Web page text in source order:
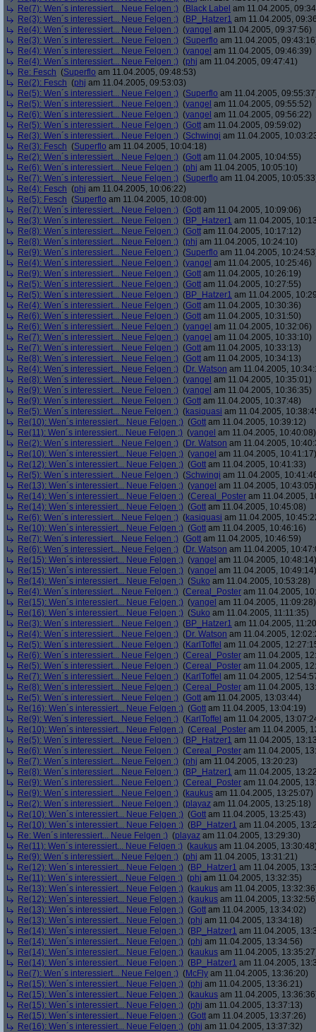
Re(7): Wen´s interessiert... Neue Felgen ;) (Black Label am 11.04.2005,
Re(3): Wen´s interessiert... Neue Felgen ;) (BP_Hatzer1 am 11.04.2005,
Re(4): Wen´s interessiert... Neue Felgen ;) (yangel am 11.04.2005, 09:37:56)
Re(3): Wen´s interessiert... Neue Felgen ;) (Superflo am 11.04.2005,
Re(4): Wen´s interessiert... Neue Felgen ;) (yangel am 11.04.2005, 09:46:39)
Re(4): Wen´s interessiert... Neue Felgen ;) (phj am 11.04.2005, 09:47:41)
Re: Fesch (Superflo am 11.04.2005, 09:48:53)
Re(2): Fesch (phj am 11.04.2005, 09:53:03)
Re(5): Wen´s interessiert... Neue Felgen ;) (Superflo am 11.04.2005,
Re(5): Wen´s interessiert... Neue Felgen ;) (yangel am 11.04.2005, 09:55:52)
Re(6): Wen´s interessiert... Neue Felgen ;) (yangel am 11.04.2005, 09:56:22)
Re(5): Wen´s interessiert... Neue Felgen ;) (Gott am 11.04.2005, 09:59:02)
Re(3): Wen´s interessiert... Neue Felgen ;) (Schwingi am 11.04.2005,
Re(3): Fesch (Superflo am 11.04.2005, 10:04:18)
Re(2): Wen´s interessiert... Neue Felgen ;) (Gott am 11.04.2005, 10:04:55)
Re(6): Wen´s interessiert... Neue Felgen ;) (phj am 11.04.2005, 10:05:10)
Re(7): Wen´s interessiert... Neue Felgen ;) (Superflo am 11.04.2005,
Re(4): Fesch (phj am 11.04.2005, 10:06:22)
Re(5): Fesch (Superflo am 11.04.2005, 10:08:00)
Re(7): Wen´s interessiert... Neue Felgen ;) (Gott am 11.04.2005, 10:09:06)
Re(3): Wen´s interessiert... Neue Felgen ;) (BP_Hatzer1 am 11.04.2005,
Re(8): Wen´s interessiert... Neue Felgen ;) (Gott am 11.04.2005, 10:17:12)
Re(8): Wen´s interessiert... Neue Felgen ;) (phj am 11.04.2005, 10:24:10)
Re(9): Wen´s interessiert... Neue Felgen ;) (Superflo am 11.04.2005,
Re(4): Wen´s interessiert... Neue Felgen ;) (yangel am 11.04.2005, 10:25:46)
Re(9): Wen´s interessiert... Neue Felgen ;) (Gott am 11.04.2005, 10:26:19)
Re(5): Wen´s interessiert... Neue Felgen ;) (Gott am 11.04.2005, 10:27:55)
Re(5): Wen´s interessiert... Neue Felgen ;) (BP_Hatzer1 am 11.04.2005,
Re(4): Wen´s interessiert... Neue Felgen ;) (Gott am 11.04.2005, 10:30:36)
Re(6): Wen´s interessiert... Neue Felgen ;) (Gott am 11.04.2005, 10:31:50)
Re(6): Wen´s interessiert... Neue Felgen ;) (yangel am 11.04.2005, 10:32:06)
Re(7): Wen´s interessiert... Neue Felgen ;) (yangel am 11.04.2005, 10:33:10)
Re(7): Wen´s interessiert... Neue Felgen ;) (Gott am 11.04.2005, 10:33:13)
Re(8): Wen´s interessiert... Neue Felgen ;) (Gott am 11.04.2005, 10:34:13)
Re(4): Wen´s interessiert... Neue Felgen ;) (Dr. Watson am 11.04.2005,
Re(8): Wen´s interessiert... Neue Felgen ;) (yangel am 11.04.2005, 10:35:01)
Re(9): Wen´s interessiert... Neue Felgen ;) (yangel am 11.04.2005, 10:36:35)
Re(9): Wen´s interessiert... Neue Felgen ;) (Gott am 11.04.2005, 10:37:48)
Re(5): Wen´s interessiert... Neue Felgen ;) (kasiquasi am 11.04.2005,
Re(10): Wen´s interessiert... Neue Felgen ;) (Gott am 11.04.2005, 10:39:12)
Re(11): Wen´s interessiert... Neue Felgen ;) (yangel am 11.04.2005, 10:40:08)
Re(2): Wen´s interessiert... Neue Felgen ;) (Dr. Watson am 11.04.2005,
Re(10): Wen´s interessiert... Neue Felgen ;) (yangel am 11.04.2005, 10:41:17)
Re(12): Wen´s interessiert... Neue Felgen ;) (Gott am 11.04.2005, 10:41:33)
Re(5): Wen´s interessiert... Neue Felgen ;) (Schwingi am 11.04.2005,
Re(13): Wen´s interessiert... Neue Felgen ;) (yangel am 11.04.2005, 10:43:05)
Re(14): Wen´s interessiert... Neue Felgen ;) (Cereal_Poster am 11.04.2005,
Re(14): Wen´s interessiert... Neue Felgen ;) (Gott am 11.04.2005, 10:45:08)
Re(6): Wen´s interessiert... Neue Felgen ;) (kasiquasi am 11.04.2005,
Re(10): Wen´s interessiert... Neue Felgen ;) (Gott am 11.04.2005, 10:46:16)
Re(7): Wen´s interessiert... Neue Felgen ;) (Gott am 11.04.2005, 10:46:59)
Re(6): Wen´s interessiert... Neue Felgen ;) (Dr. Watson am 11.04.2005,
Re(15): Wen´s interessiert... Neue Felgen ;) (yangel am 11.04.2005, 10:48:14)
Re(15): Wen´s interessiert... Neue Felgen ;) (yangel am 11.04.2005, 10:49:14)
Re(14): Wen´s interessiert... Neue Felgen ;) (Suko am 11.04.2005, 10:53:28)
Re(4): Wen´s interessiert... Neue Felgen ;) (Cereal_Poster am 11.04.2005,
Re(15): Wen´s interessiert... Neue Felgen ;) (yangel am 11.04.2005, 11:09:28)
Re(16): Wen´s interessiert... Neue Felgen ;) (Suko am 11.04.2005, 11:11:35)
Re(3): Wen´s interessiert... Neue Felgen ;) (BP_Hatzer1 am 11.04.2005,
Re(4): Wen´s interessiert... Neue Felgen ;) (Dr. Watson am 11.04.2005,
Re(5): Wen´s interessiert... Neue Felgen ;) (KarlToffel am 11.04.2005,
Re(6): Wen´s interessiert... Neue Felgen ;) (Cereal_Poster am 11.04.2005,
Re(5): Wen´s interessiert... Neue Felgen ;) (Cereal_Poster am 11.04.2005,
Re(7): Wen´s interessiert... Neue Felgen ;) (KarlToffel am 11.04.2005,
Re(8): Wen´s interessiert... Neue Felgen ;) (Cereal_Poster am 11.04.2005,
Re(5): Wen´s interessiert... Neue Felgen ;) (Gott am 11.04.2005, 13:03:44)
Re(16): Wen´s interessiert... Neue Felgen ;) (Gott am 11.04.2005, 13:04:19)
Re(9): Wen´s interessiert... Neue Felgen ;) (KarlToffel am 11.04.2005,
Re(10): Wen´s interessiert... Neue Felgen ;) (Cereal_Poster am 11.04.2005,
Re(5): Wen´s interessiert... Neue Felgen ;) (BP_Hatzer1 am 11.04.2005,
Re(6): Wen´s interessiert... Neue Felgen ;) (Cereal_Poster am 11.04.2005,
Re(7): Wen´s interessiert... Neue Felgen ;) (phj am 11.04.2005, 13:20:23)
Re(8): Wen´s interessiert... Neue Felgen ;) (BP_Hatzer1 am 11.04.2005,
Re(9): Wen´s interessiert... Neue Felgen ;) (Cereal_Poster am 11.04.2005,
Re(9): Wen´s interessiert... Neue Felgen ;) (kaukus am 11.04.2005, 13:25:07)
Re(2): Wen´s interessiert... Neue Felgen ;) (playaz am 11.04.2005, 13:25:18)
Re(10): Wen´s interessiert... Neue Felgen ;) (Gott am 11.04.2005, 13:25:43)
Re(10): Wen´s interessiert... Neue Felgen ;) (BP_Hatzer1 am 11.04.2005,
Re: Wen´s interessiert... Neue Felgen ;) (playaz am 11.04.2005, 13:29:30)
Re(11): Wen´s interessiert... Neue Felgen ;) (kaukus am 11.04.2005,
Re(9): Wen´s interessiert... Neue Felgen ;) (phj am 11.04.2005, 13:31:21)
Re(12): Wen´s interessiert... Neue Felgen ;) (BP_Hatzer1 am 11.04.2005,
Re(11): Wen´s interessiert... Neue Felgen ;) (phj am 11.04.2005, 13:32:35)
Re(13): Wen´s interessiert... Neue Felgen ;) (kaukus am 11.04.2005,
Re(12): Wen´s interessiert... Neue Felgen ;) (kaukus am 11.04.2005,
Re(13): Wen´s interessiert... Neue Felgen ;) (Gott am 11.04.2005, 13:34:02)
Re(13): Wen´s interessiert... Neue Felgen ;) (phj am 11.04.2005, 13:34:18)
Re(14): Wen´s interessiert... Neue Felgen ;) (BP_Hatzer1 am 11.04.2005,
Re(14): Wen´s interessiert... Neue Felgen ;) (phj am 11.04.2005, 13:34:56)
Re(14): Wen´s interessiert... Neue Felgen ;) (kaukus am 11.04.2005,
Re(14): Wen´s interessiert... Neue Felgen ;) (BP_Hatzer1 am 11.04.2005,
Re(7): Wen´s interessiert... Neue Felgen ;) (McFly am 11.04.2005, 13:36:20)
Re(15): Wen´s interessiert... Neue Felgen ;) (phj am 11.04.2005, 13:36:21)
Re(15): Wen´s interessiert... Neue Felgen ;) (kaukus am 11.04.2005,
Re(15): Wen´s interessiert... Neue Felgen ;) (phj am 11.04.2005, 13:37:13)
Re(15): Wen´s interessiert... Neue Felgen ;) (Gott am 11.04.2005, 13:37:26)
Re(16): Wen´s interessiert... Neue Felgen ;) (phj am 11.04.2005, 13:37:32)